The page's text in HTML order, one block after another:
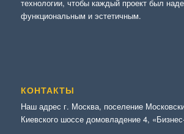
технологии, чтобы каждый проект был
функциональным и эстетичным.
КОНТАКТЫ
Наш адрес г. Москва, поселение
Киевского шоссе домовладение 4,